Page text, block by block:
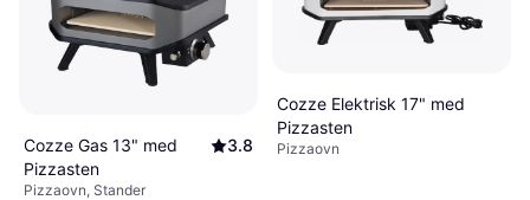
Cozze Gas 13" med
Pizzasten
3.8
Pizzaovn, Stander
Cozze Elektrisk 17" med
Pizzasten
Pizzaovn